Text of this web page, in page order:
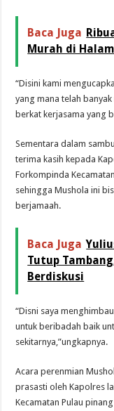
Baca Juga
Murah di
“Disini kami
yang mana telah
berkat kerjasama yang
Sementara dalam
terima kasih kepada
Forkompinda
sehingga Mushola ini
berjamaah.
Baca Juga
Tutup
Berdiskusi
“Disni saya
untuk beribadah baik
sekitarnya,”ungkapnya.
Acara perenmian
prasasti oleh Kapolres
Kecamatan Pulau